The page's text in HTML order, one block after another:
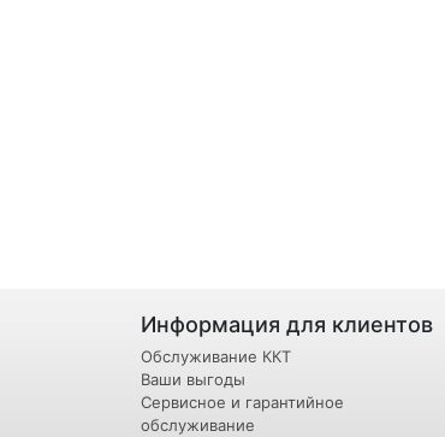
Информация для клиентов
Обслуживание ККТ
Ваши выгоды
Сервисное и гарантийное
обслуживание